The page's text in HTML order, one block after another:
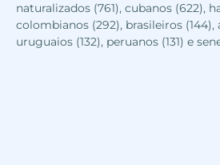
naturalizados (761), cubanos (622),
colombianos (292), brasileiros (144),
uruguaios (132), peruanos (131) e